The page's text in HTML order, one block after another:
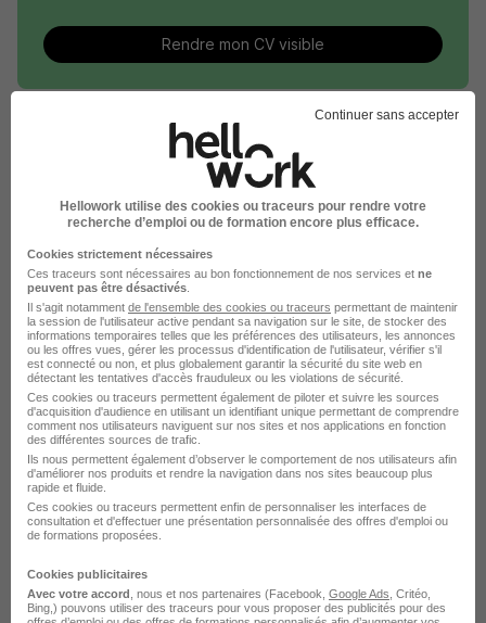
Rendre mon CV visible
Le Recrutement chez JCDecaux dans
le domaine Vente
JCDecaux Coordinateur commercial
JCDecaux Chargé de clientèle téléservices
JCDecaux Gestionnaire administration des ventes
Postuler chez JCDecaux par Métier
Chef de publicité JCDecaux
Agent d'exploitation JCDecaux
Product owner JCDecaux
Contrôleur de gestion JCDecaux
Continuer sans accepter
Hellowork utilise des cookies ou traceurs pour rendre votre
recherche d’emploi ou de formation encore plus efficace.
Cookies strictement nécessaires
Ces traceurs sont nécessaires au bon fonctionnement de nos services et ne
peuvent pas être désactivés
Il s'agit notamment de l'ensemble des cookies ou traceurs permettant de maintenir
la session de l'utilisateur active pendant sa navigation sur le site, de stocker des
informations temporaires telles que les préférences des utilisateurs, les annonces
ou les offres vues, gérer les processus d'identification de l'utilisateur, vérifier s'il
est connecté ou non, et plus globalement garantir la sécurité du site web en
détectant les tentatives d'accès frauduleux ou les violations de sécurité.
Ces cookies ou traceurs permettent également de piloter et suivre les sources
d'acquisition d'audience en utilisant un identifiant unique permettant de comprendre
comment nos utilisateurs naviguent sur nos sites et nos applications en fonction
des différentes sources de trafic.
Ils nous permettent également d’observer le comportement de nos utilisateurs afin
d'améliorer nos produits et rendre la navigation dans nos sites beaucoup plus
rapide et fluide.
Ces cookies ou traceurs permettent enfin de personnaliser les interfaces de
consultation et d'effectuer une présentation personnalisée des offres d'emploi ou
de formations proposées.
Cookies publicitaires
Avec votre accord , nous et nos partenaires (Facebook, Google Ads , Critéo,
Bing,) pouvons utiliser des traceurs pour vous proposer des publicités pour des